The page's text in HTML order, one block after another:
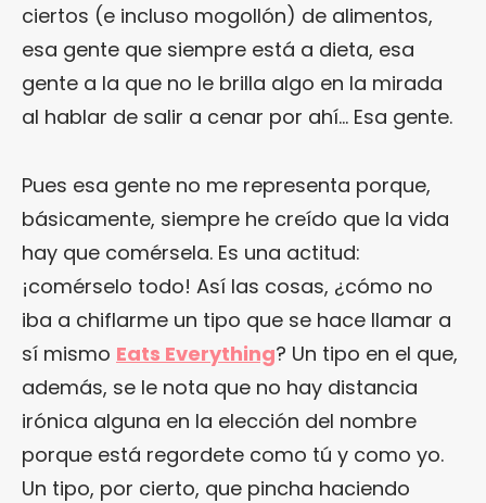
ciertos (e incluso mogollón) de alimentos,
esa gente que siempre está a dieta, esa
gente a la que no le brilla algo en la mirada
al hablar de salir a cenar por ahí… Esa gente.
Pues esa gente no me representa porque,
básicamente, siempre he creído que la vida
hay que comérsela. Es una actitud:
¡comérselo todo! Así las cosas, ¿cómo no
iba a chiflarme un tipo que se hace llamar a
sí mismo Eats Everything? Un tipo en el que,
además, se le nota que no hay distancia
irónica alguna en la elección del nombre
porque está regordete como tú y como yo.
Un tipo, por cierto, que pincha haciendo